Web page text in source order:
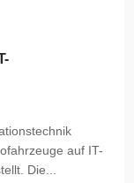
auf IT-
Die...